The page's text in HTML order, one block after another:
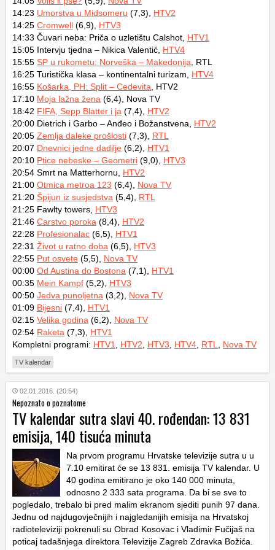
14:23 Umorstva u Midsomeru (7,3), HTV2
14:25 Cromwell (6,9), HTV3
14:33 Čuvari neba: Priča o uzletištu Calshot, HTV1
15:05 Intervju tjedna – Nikica Valentić, HTV4
15:55 SP u rukometu: Norveška – Makedonija , RTL
16:25 Turistička klasa – kontinentalni turizam, HTV4
16:55 Košarka, PH: Split – Cedevita , HTV2
17:10 Moja lažna žena (6,4), Nova TV
18:42 FIFA, Sepp Blatter i ja (7,4), HTV2
20:00 Dietrich i Garbo – Anđeo i Božanstvena, HTV2
20:05 Zemlja daleke prošlosti (7,3), RTL
20:07 Dnevnici jedne dadilje (6,2), HTV1
20:10 Ptice nebeske – Geometri (9,0), HTV3
20:54 Smrt na Matterhornu, HTV2
21:00 Otmica metroa 123 (6,4), Nova TV
21:20 Špijun iz susjedstva (5,4), RTL
21:25 Fawlty towers, HTV3
21:46 Carstvo poroka (8,4), HTV2
22:28 Profesionalac (6,5), HTV1
22:31 Život u ratno doba (6,5), HTV3
22:55 Put osvete (5,5), Nova TV
00:00 Od Austina do Bostona (7,1), HTV1
00:35 Mein Kampf (5,2), HTV3
00:50 Jedva punoljetna (3,2), Nova TV
01:09 Bijesni (7,4), HTV1
02:15 Velika godina (6,2), Nova TV
02:54 Raketa (7,3), HTV1
Kompletni programi: HTV1 HTV2 HTV3 HTV4 RTL Nova TV
TV kalendar
02.01.2016. (20:54)
Nepoznato o poznatome
TV kalendar sutra slavi 40. rođendan: 13 831
emisija, 140 tisuća minuta
Na prvom programu Hrvatske televizije sutra u u
7.10 emitirat će se 13 831. emisija TV kalendar. U
40 godina emitirano je oko 140 000 minuta,
odnosno 2 333 sata programa. Da bi se sve to
pogledalo, trebalo bi pred malim ekranom sjediti punih 97 dana.
Jednu od najdugovječnijih i najgledanijih emisija na Hrvatskoj
radioteleviziji pokrenuli su Obrad Kosovac i Vladimir Fučijaš na
poticaj tadašnjega direktora Televizije Zagreb Zdravka Božića.